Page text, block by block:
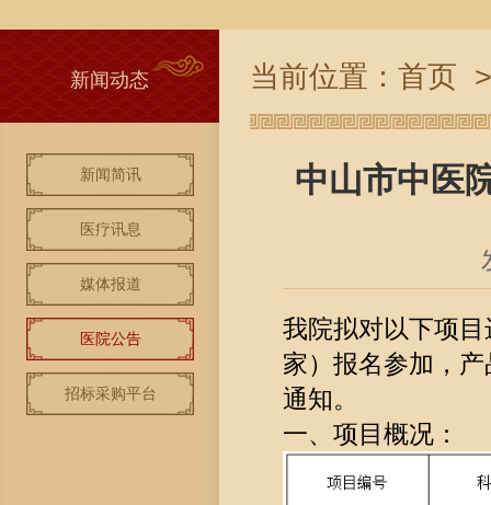
新闻动态
新闻简讯
医疗讯息
媒体报道
医院公告
招标采购平台
当前位置： 首页
中山市中医
我院拟对以下项
家）报名参加，
通知。
一、项目概况：